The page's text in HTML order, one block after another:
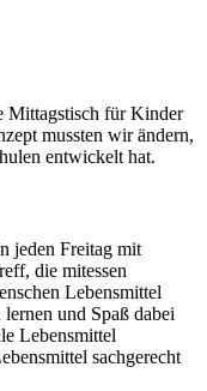
Mittagstisch für Kinder
mussten wir ändern,
entwickelt hat.
jeden Freitag mit
die mitessen
Lebensmittel
und Spaß dabei
Lebensmittel
sachgerecht